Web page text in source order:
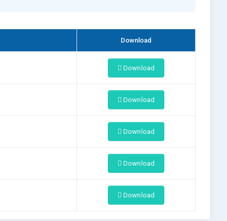
Download
Download
Download
Download
Download
Download